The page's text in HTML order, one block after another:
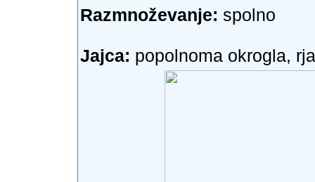
Razmnoževanje: spolno
Jajca: popolnoma okrogla,